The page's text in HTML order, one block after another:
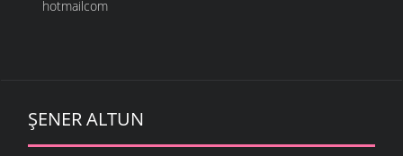
hotmailcom
ŞENER ALTUN